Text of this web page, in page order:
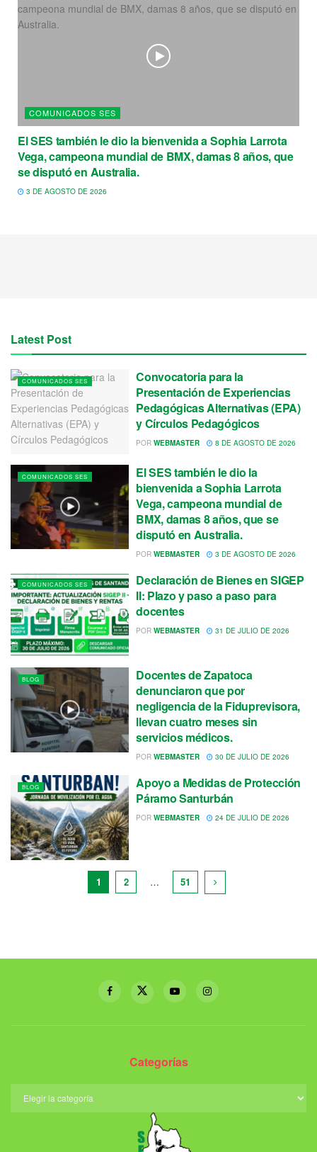
COMUNICADOS SES
El SES también le dio la bienvenida a Sophia Larrota
Vega, campeona mundial de BMX, damas 8 años, que
se disputó en Australia.
3 DE AGOSTO DE 2026
Latest Post
COMUNICADOS SES
Convocatoria para la
Presentación de Experiencias
Pedagógicas Alternativas (EPA)
y Círculos Pedagógicos
POR WEBMASTER 8 DE AGOSTO DE 2026
COMUNICADOS SES
El SES también le dio la
bienvenida a Sophia Larrota
Vega, campeona mundial de
BMX, damas 8 años, que se
disputó en Australia.
POR WEBMASTER 3 DE AGOSTO DE 2026
COMUNICADOS SES
Declaración de Bienes en SIGEP
II: Plazo y paso a paso para
docentes
POR WEBMASTER 31 DE JULIO DE 2026
BLOG
Docentes de Zapatoca
denunciaron que por
negligencia de la Fiduprevisora,
llevan cuatro meses sin
servicios médicos.
POR WEBMASTER 30 DE JULIO DE 2026
BLOG
Apoyo a Medidas de Protección
Páramo Santurbán
POR WEBMASTER 24 DE JULIO DE 2026
1 2 … 51
Categorías